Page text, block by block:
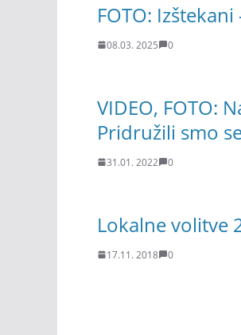
FOTO:
08.03. 2025 0
VIDEO, FOTO:
Pridružili smo
31.01. 2022 0
Lokalne volitve
17.11. 2018 0